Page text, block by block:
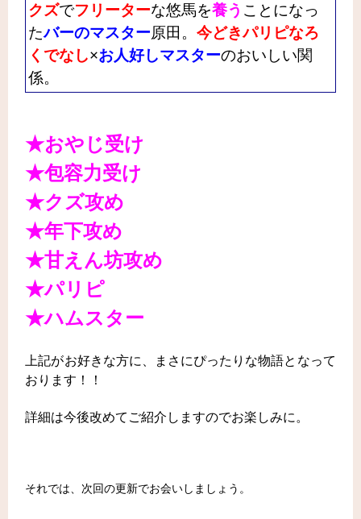
クズでフリーターな悠馬を養う ことになっ
たバーのマスター原田。今どきパリピなろ
くでなし×お人好しマスターのおいしい関
係。
★おやじ受け
★包容力受け
★クズ攻め
★年下攻め
★甘えん坊攻め
★パリピ
★ハムスター
上記がお好きな方に、まさにぴったりな物語となって
おります！！
詳細は今後改めてご紹介しますのでお楽しみに。
それでは、次回の更新でお会いしましょう。